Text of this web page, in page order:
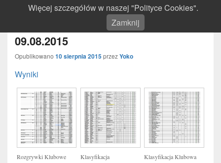
VI Runda Pucharu Południowej
Polski – Ochotnica Górna –
09.08.2015
Opublikowano 10 sierpnia 2015przezYoko
Wyniki
Rozgrywki Klubowe Klasyfikacja Klasyfikacja Klubowa
Więcej szczegółów w naszej "Polityce Cookies".
Zamknij